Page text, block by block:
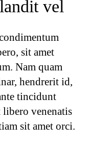
vel
sit amet
Nam quam
hendrerit id,
tincidunt
libero venenatis
sit amet orci.